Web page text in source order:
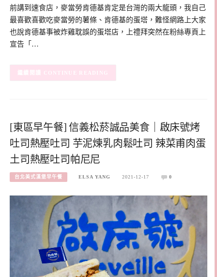
前講到速食店，麥當勞肯德基肯定是台灣的兩大龍頭，我自己
最喜歡喜歡吃麥當勞的薯條、肯德基的蛋塔，難怪網路上大家
也說肯德基事被炸雞耽誤的蛋塔店，上禮拜突然在粉絲專頁上
宣告「…
CONTINUE READING
[東區早午餐] 信義松菸誠品美食｜啟床號烤
吐司熱壓吐司 芋泥煉乳肉鬆吐司 辣菜甫肉蛋
土司熱壓吐司帕尼尼
台北美式漢堡早午餐 ELSA YANG 2021-12-17 0